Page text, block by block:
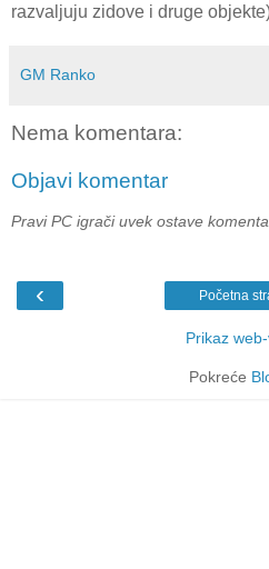
razvaljuju zidove i druge
GM Ranko
Nema komentara:
Objavi komentar
Pravi PC igrači uvek ostave
‹ Početna
Prikaz
Pokreće